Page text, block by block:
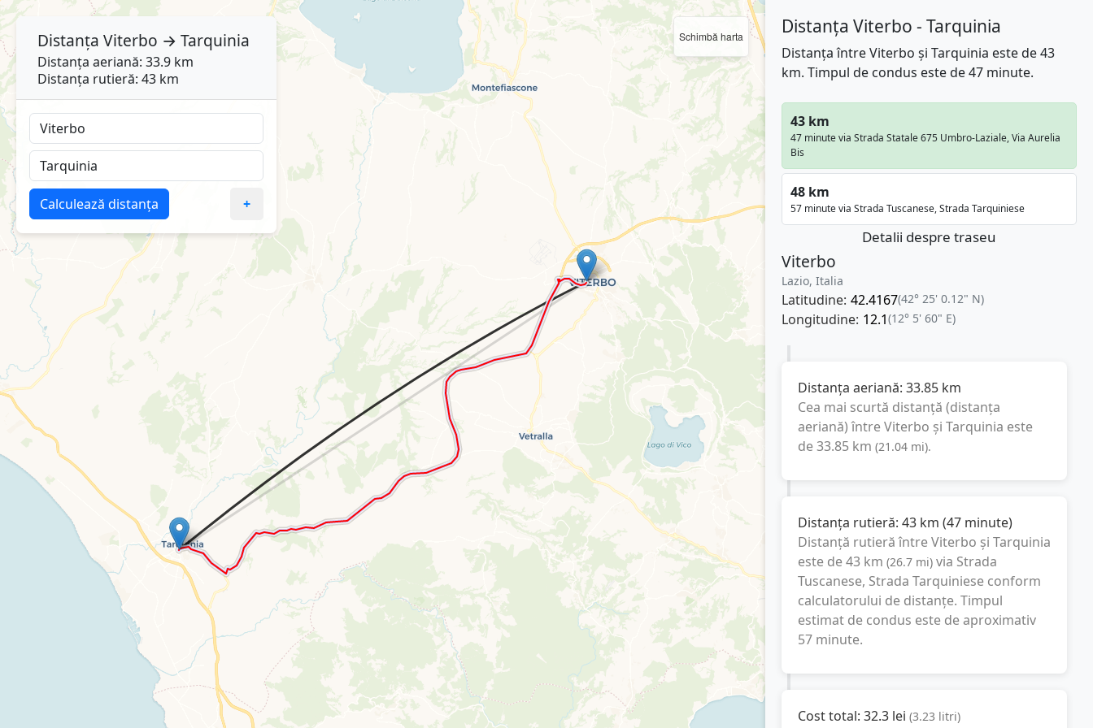
Schimbă harta Distanța Viterbo - Tarquinia
Distanța între Viterbo și Tarquinia este de 43
km. Timpul de condus este de 47 minute.
43 km
47 minute via Strada Statale 675 Umbro-Laziale, Via Aurelia
Bis
48 km
57 minute via Strada Tuscanese, Strada Tarquiniese
Detalii despre traseu
Viterbo
Lazio, Italia
Latitudine: 42.4167(42° 25' 0.12" N)
Longitudine: 12.1(12° 5' 60" E)
Distanța aeriană: 33.85 km
Cea mai scurtă distanță (distanța
aeriană) întreViterbo și Tarquinia este
de33.85 km (21.04 mi).
Distanța rutieră: 43 km (47 minute)
Distanță rutieră întreViterbo și Tarquinia
este de43 km (26.7 mi) via Strada
Tuscanese, Strada Tarquinieseconform
calculatorului de distanțe. Timpul
estimat de condus este de aproximativ
57 minute.
Cost total: 32.3 lei (3.23 litri)
Distanța Viterbo → Tarquinia
Distanța aeriană: 33.9 km
Distanța rutieră: 43 km
Calculează distanța +